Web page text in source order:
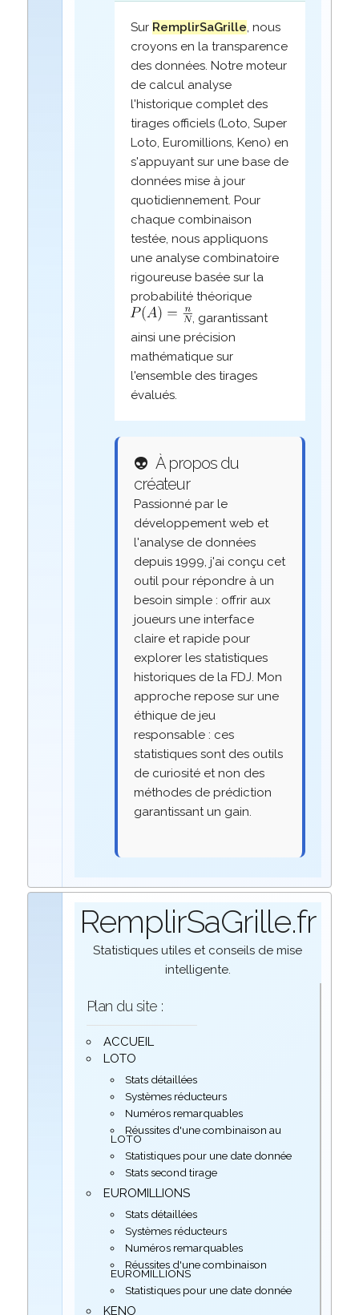
Sur RemplirSaGrille, nous
croyons en la transparence
des données. Notre moteur
de calcul analyse
l'historique complet des
tirages officiels (Loto, Super
Loto, Euromillions, Keno) en
s'appuyant sur une base de
données mise à jour
quotidiennement. Pour
chaque combinaison
testée, nous appliquons
une analyse combinatoire
rigoureuse basée sur la
probabilité théorique
, garantissant
ainsi une précision
mathématique sur
l'ensemble des tirages
évalués.
👽 À propos du
créateur
Passionné par le
développement web et
l'analyse de données
depuis 1999, j'ai conçu cet
outil pour répondre à un
besoin simple : offrir aux
joueurs une interface
claire et rapide pour
explorer les statistiques
historiques de la FDJ. Mon
approche repose sur une
éthique de jeu
responsable : ces
statistiques sont des outils
de curiosité et non des
méthodes de prédiction
garantissant un gain.
RemplirSaGrille.fr
Statistiques utiles et conseils de mise
intelligente.
Plan du site :
ACCUEIL
LOTO
Stats détaillées
Systèmes réducteurs
Numéros remarquables
Réussites d'une combinaison au
LOTO
Statistiques pour une date donnée
Stats second tirage
EUROMILLIONS
Stats détaillées
Systèmes réducteurs
Numéros remarquables
Réussites d'une combinaison
EUROMILLIONS
Statistiques pour une date donnée
KENO